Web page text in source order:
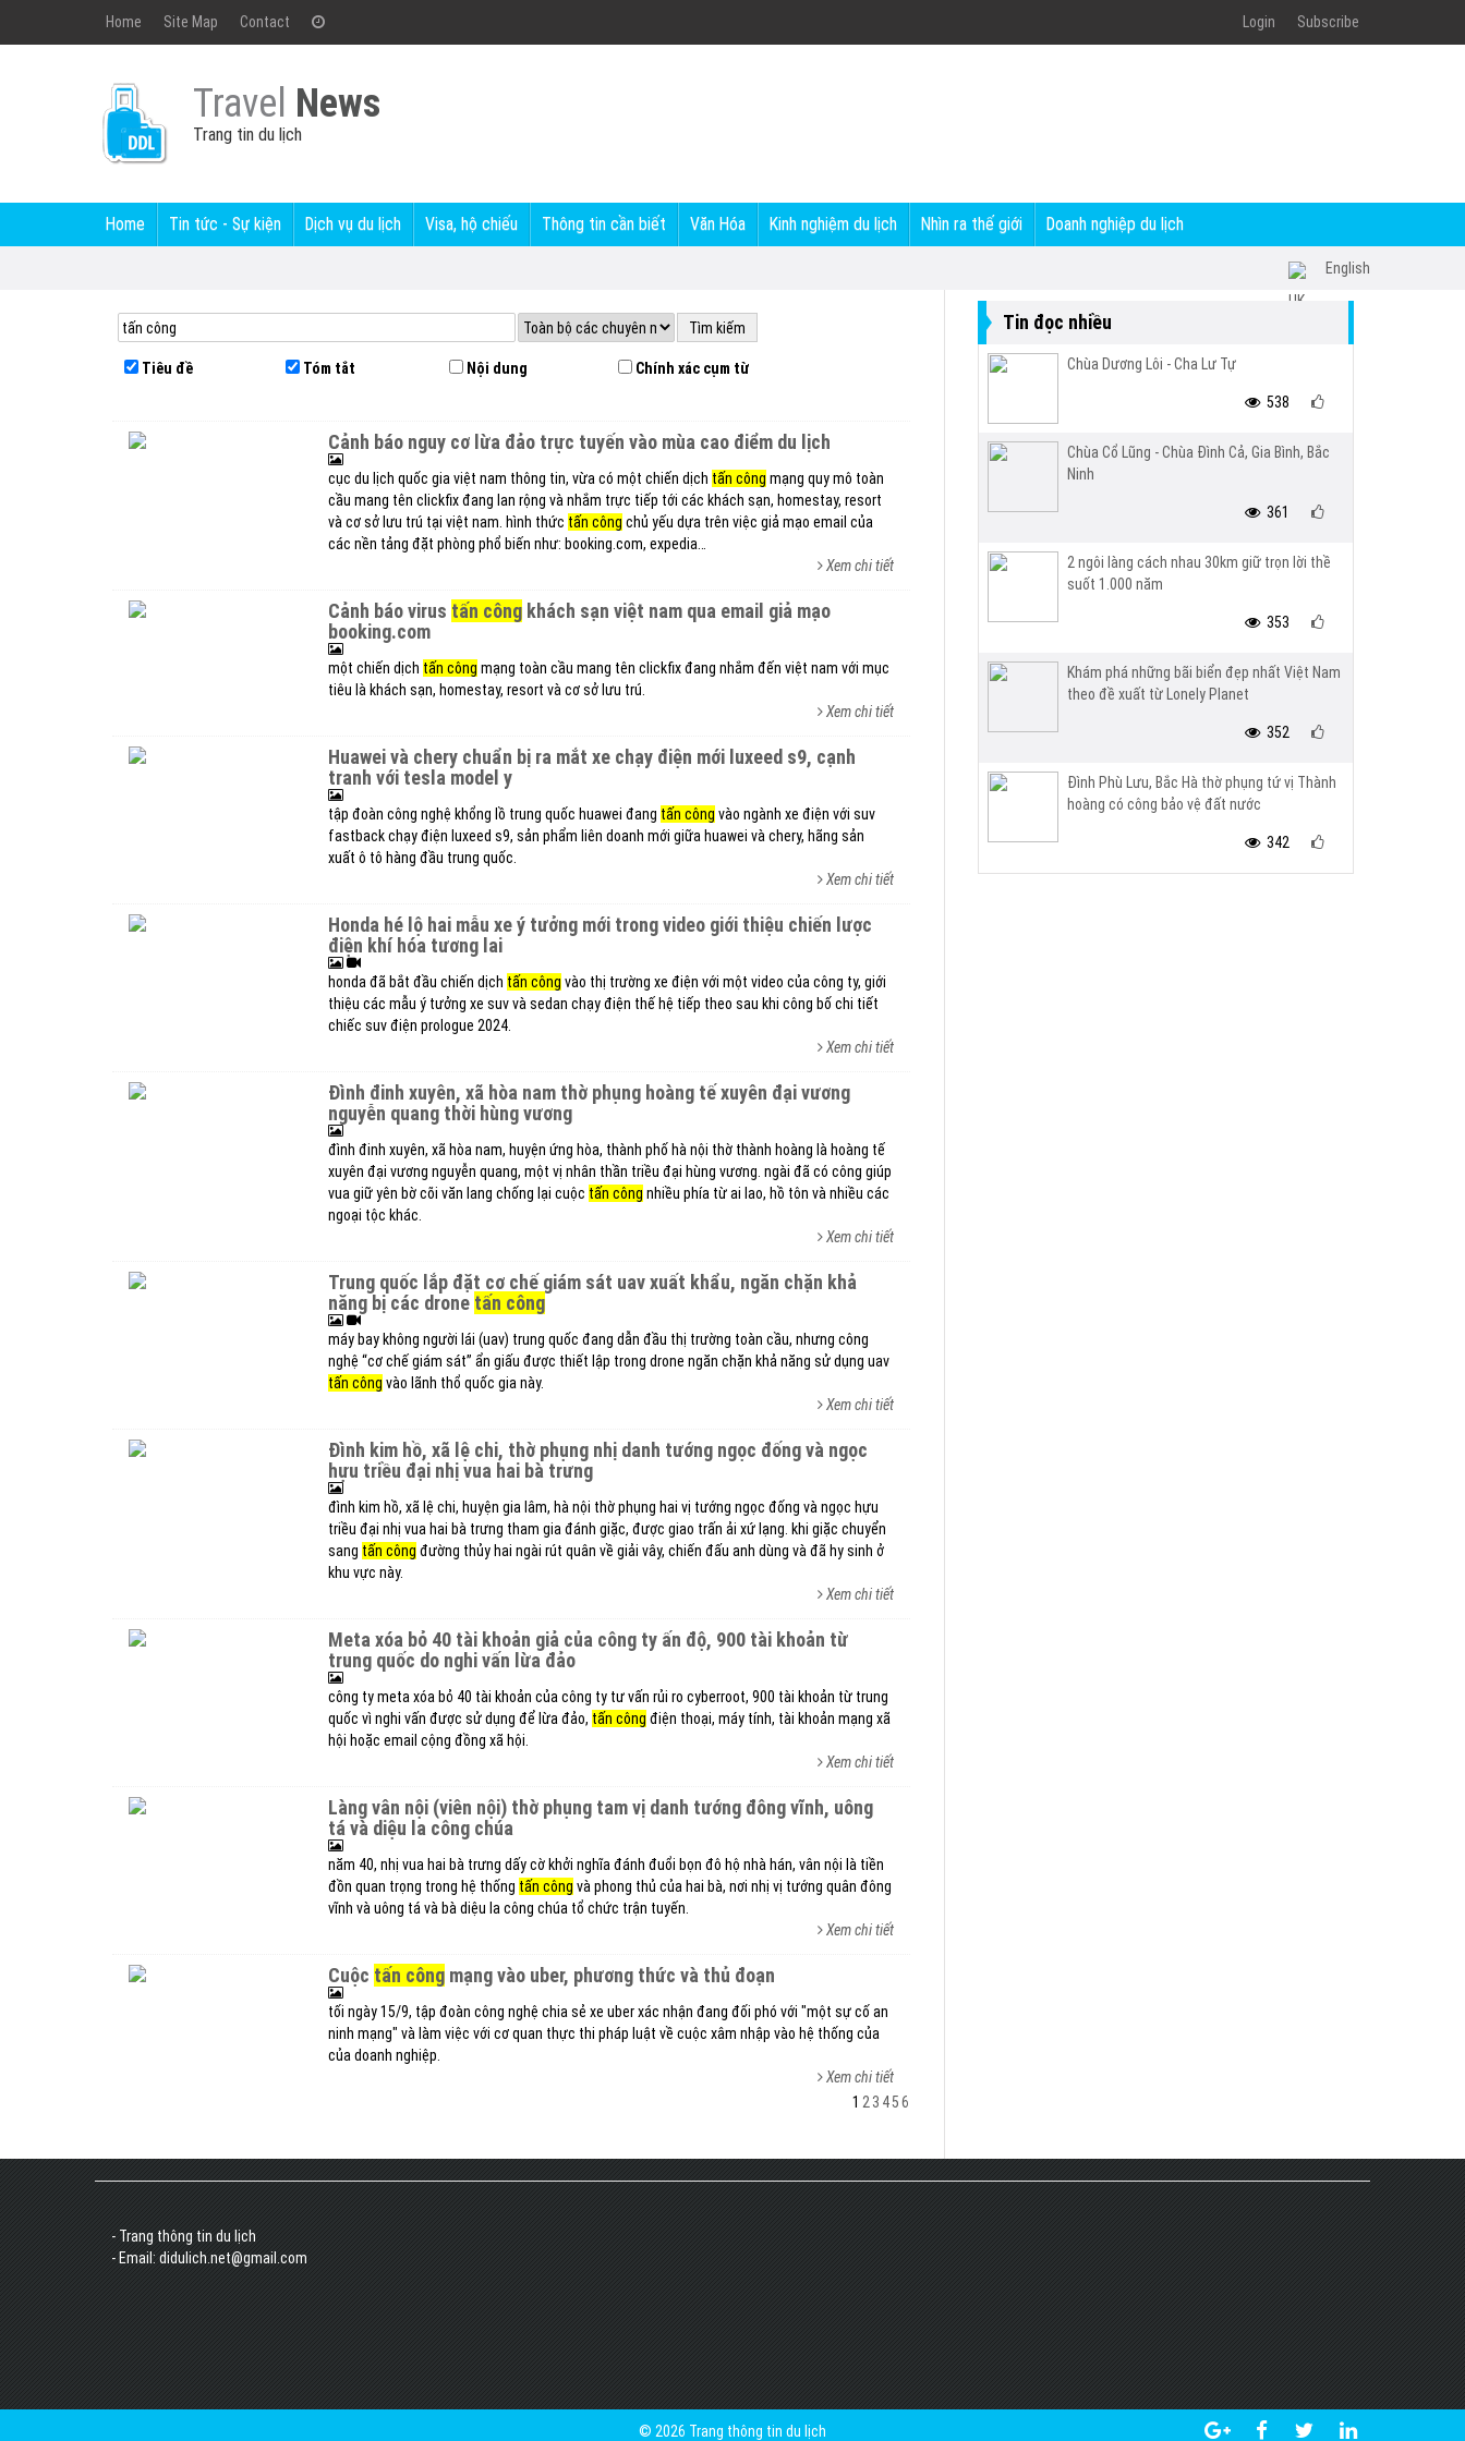
Home Site Map Contact Login Subscribe
Travel News
Trang tin du lịch
Home Tin tức - Sự kiện Dịch vụ du lịch Visa, hộ chiếu Thông tin cần biết Văn Hóa Kinh nghiệm du lịch Nhìn ra thế giới Doanh nghiệp du lịch
English
Tiêu đề Tóm tắt Nội dung Chính xác cụm từ
cảnh báo nguy cơ lừa đảo trực tuyến vào mùa cao điểm du lịch
cục du lịch quốc gia việt nam thông tin, vừa có một chiến dịch tấn công mạng quy mô toàn
cầu mang tên clickfix đang lan rộng và nhắm trực tiếp tới các khách sạn, homestay, resort
và cơ sở lưu trú tại việt nam. hình thức tấn công chủ yếu dựa trên việc giả mạo email của
các nền tảng đặt phòng phổ biến như: booking.com, expedia…
Xem chi tiết
cảnh báo virus tấn công khách sạn việt nam qua email giả mạo
booking.com
một chiến dịch tấn công mạng toàn cầu mang tên clickfix đang nhắm đến việt nam với mục
tiêu là khách sạn, homestay, resort và cơ sở lưu trú.
Xem chi tiết
huawei và chery chuẩn bị ra mắt xe chạy điện mới luxeed s9, cạnh
tranh với tesla model y
tập đoàn công nghệ khổng lồ trung quốc huawei đang tấn công vào ngành xe điện với suv
fastback chạy điện luxeed s9, sản phẩm liên doanh mới giữa huawei và chery, hãng sản
xuất ô tô hàng đầu trung quốc.
Xem chi tiết
honda hé lộ hai mẫu xe ý tưởng mới trong video giới thiệu chiến lược
điện khí hóa tương lai
honda đã bắt đầu chiến dịch tấn công vào thị trường xe điện với một video của công ty, giới
thiệu các mẫu ý tưởng xe suv và sedan chạy điện thế hệ tiếp theo sau khi công bố chi tiết
chiếc suv điện prologue 2024.
Xem chi tiết
đình đinh xuyên, xã hòa nam thờ phụng hoàng tế xuyên đại vương
nguyễn quang thời hùng vương
đình đinh xuyên, xã hòa nam, huyện ứng hòa, thành phố hà nội thờ thành hoàng là hoàng tế
xuyên đại vương nguyễn quang, một vị nhân thần triều đại hùng vương. ngài đã có công giúp
vua giữ yên bờ cõi văn lang chống lại cuộc tấn công nhiều phía từ ai lao, hồ tôn và nhiều các
ngoại tộc khác.
Xem chi tiết
trung quốc lắp đặt cơ chế giám sát uav xuất khẩu, ngăn chặn khả
năng bị các drone tấn công
máy bay không người lái (uav) trung quốc đang dẫn đầu thị trường toàn cầu, nhưng công
nghệ “cơ chế giám sát” ẩn giấu được thiết lập trong drone ngăn chặn khả năng sử dụng uav
tấn công vào lãnh thổ quốc gia này.
Xem chi tiết
đình kim hồ, xã lệ chi, thờ phụng nhị danh tướng ngọc đống và ngọc
hựu triều đại nhị vua hai bà trưng
đình kim hồ, xã lệ chi, huyện gia lâm, hà nội thờ phụng hai vị tướng ngọc đống và ngọc hựu
triều đại nhị vua hai bà trưng tham gia đánh giặc, được giao trấn ải xứ lạng. khi giặc chuyển
sang tấn công đường thủy hai ngài rút quân về giải vây, chiến đấu anh dùng và đã hy sinh ở
khu vực này.
Xem chi tiết
meta xóa bỏ 40 tài khoản giả của công ty ấn độ, 900 tài khoản từ
trung quốc do nghi vấn lừa đảo
công ty meta xóa bỏ 40 tài khoản của công ty tư vấn rủi ro cyberroot, 900 tài khoản từ trung
quốc vì nghi vấn được sử dụng để lừa đảo, tấn công điện thoại, máy tính, tài khoản mạng xã
hội hoặc email cộng đồng xã hội.
Xem chi tiết
làng vân nội (viên nội) thờ phụng tam vị danh tướng đông vĩnh, uông
tá và diệu la công chúa
năm 40, nhị vua hai bà trưng dấy cờ khởi nghĩa đánh đuổi bọn đô hộ nhà hán, vân nội là tiền
đồn quan trọng trong hệ thống tấn công và phong thủ của hai bà, nơi nhị vị tướng quân đông
vĩnh và uông tá và bà diệu la công chúa tổ chức trận tuyến.
Xem chi tiết
cuộc tấn công mạng vào uber, phương thức và thủ đoạn
tối ngày 15/9, tập đoàn công nghệ chia sẻ xe uber xác nhận đang đối phó với "một sự cố an
ninh mạng" và làm việc với cơ quan thực thi pháp luật về cuộc xâm nhập vào hệ thống của
của doanh nghiệp.
Xem chi tiết
1 2 3 456
Tin đọc nhiều
Chùa Dương Lôi - Cha Lư Tự
538
Chùa Cổ Lũng - Chùa Đình Cả, Gia Bình, Bắc
Ninh
361
2 ngôi làng cách nhau 30km giữ trọn lời thề
suốt 1.000 năm
353
Khám phá những bãi biển đẹp nhất Việt Nam
theo đề xuất từ Lonely Planet
352
Đình Phù Lưu, Bắc Hà thờ phụng tứ vị Thành
hoàng có công bảo vệ đất nước
342
- Trang thông tin du lịch
- Email: didulich.net@gmail.com
© 2026 Trang thông tin du lịch